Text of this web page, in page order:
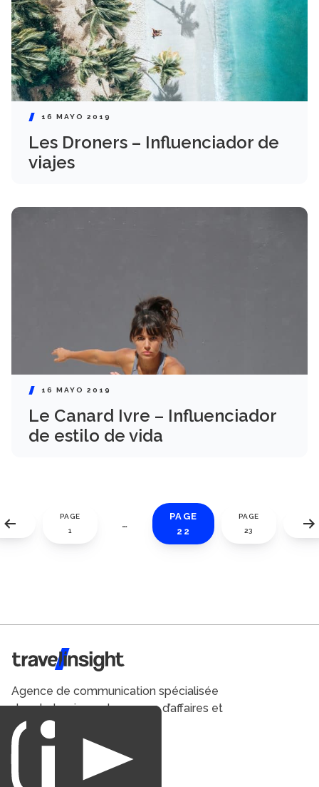
16 MAYO 2019
Les Droners – Influenciador de
viajes
16 MAYO 2019
Le Canard Ivre – Influenciador
de estilo de vida
PAGE
1
…
PAGE
22
PAGE
23
Travel Insight
Agence de communication spécialisée
dans le tourisme du voyage d’affaires et
du loisirs.